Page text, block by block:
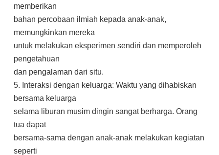
memberikan
bahan percobaan ilmiah kepada anak-anak,
memungkinkan mereka
untuk melakukan eksperimen sendiri dan memperoleh
pengetahuan
dan pengalaman dari situ.
5. Interaksi dengan keluarga: Waktu yang dihabiskan
bersama keluarga
selama liburan musim dingin sangat berharga. Orang
tua dapat
bersama-sama dengan anak-anak melakukan kegiatan
seperti